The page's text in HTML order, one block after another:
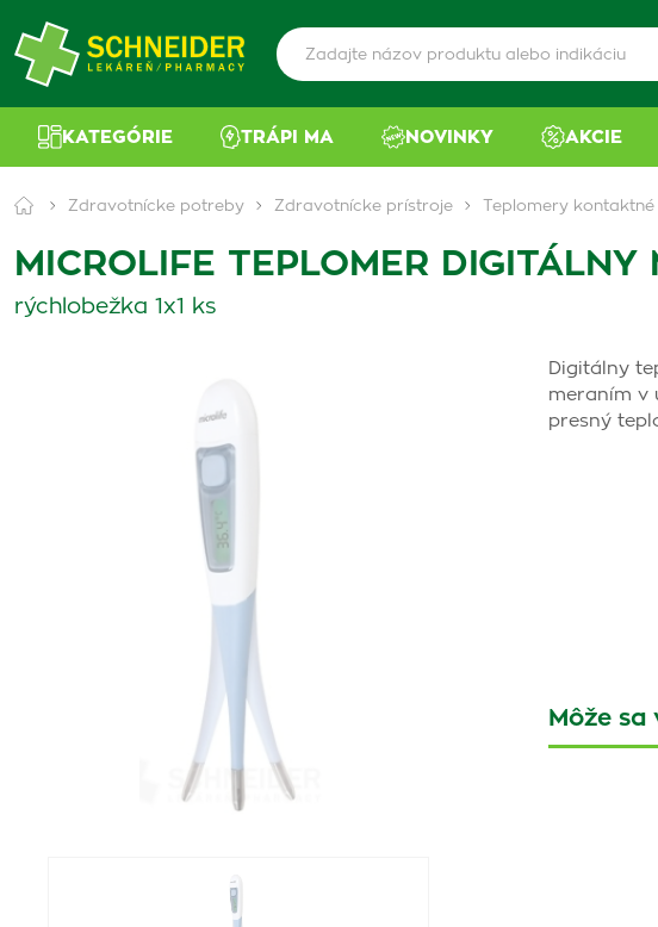
KATEGÓRIE TRÁPI MA NOVINKY AKCIE
Zdravotnícke potreby Zdravotnícke prístroje Teplomery kontaktné
MICROLIFE TEPLOMER
rýchlobežka 1x1 ks
Digitálny
meraním v
presný
Môže